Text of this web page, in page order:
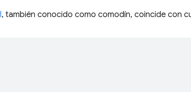
, también conocido como comodín, coincide con